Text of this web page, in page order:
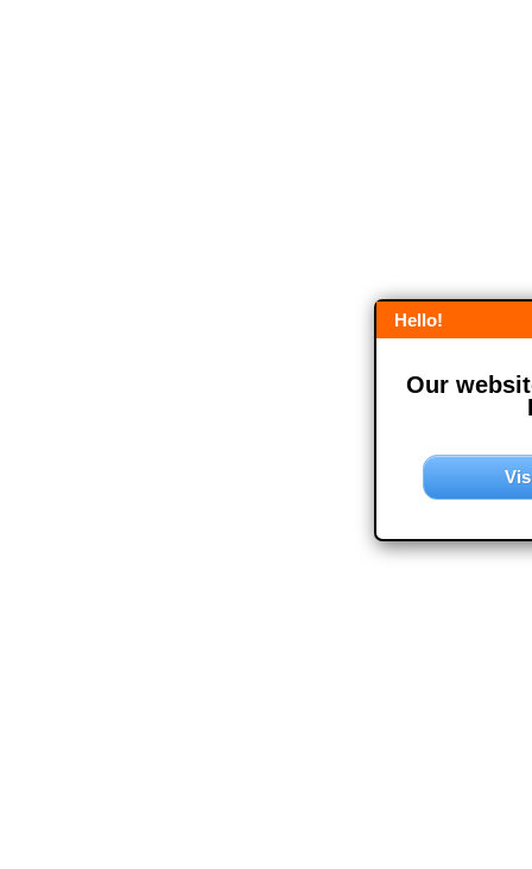
Hello!
Our